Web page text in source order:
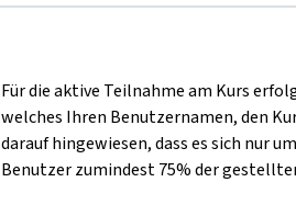
Für die aktive Teilnahme am Kurs
welches Ihren Benutzernamen, den
darauf hingewiesen, dass es sich nur
Benutzer zumindest 75% der